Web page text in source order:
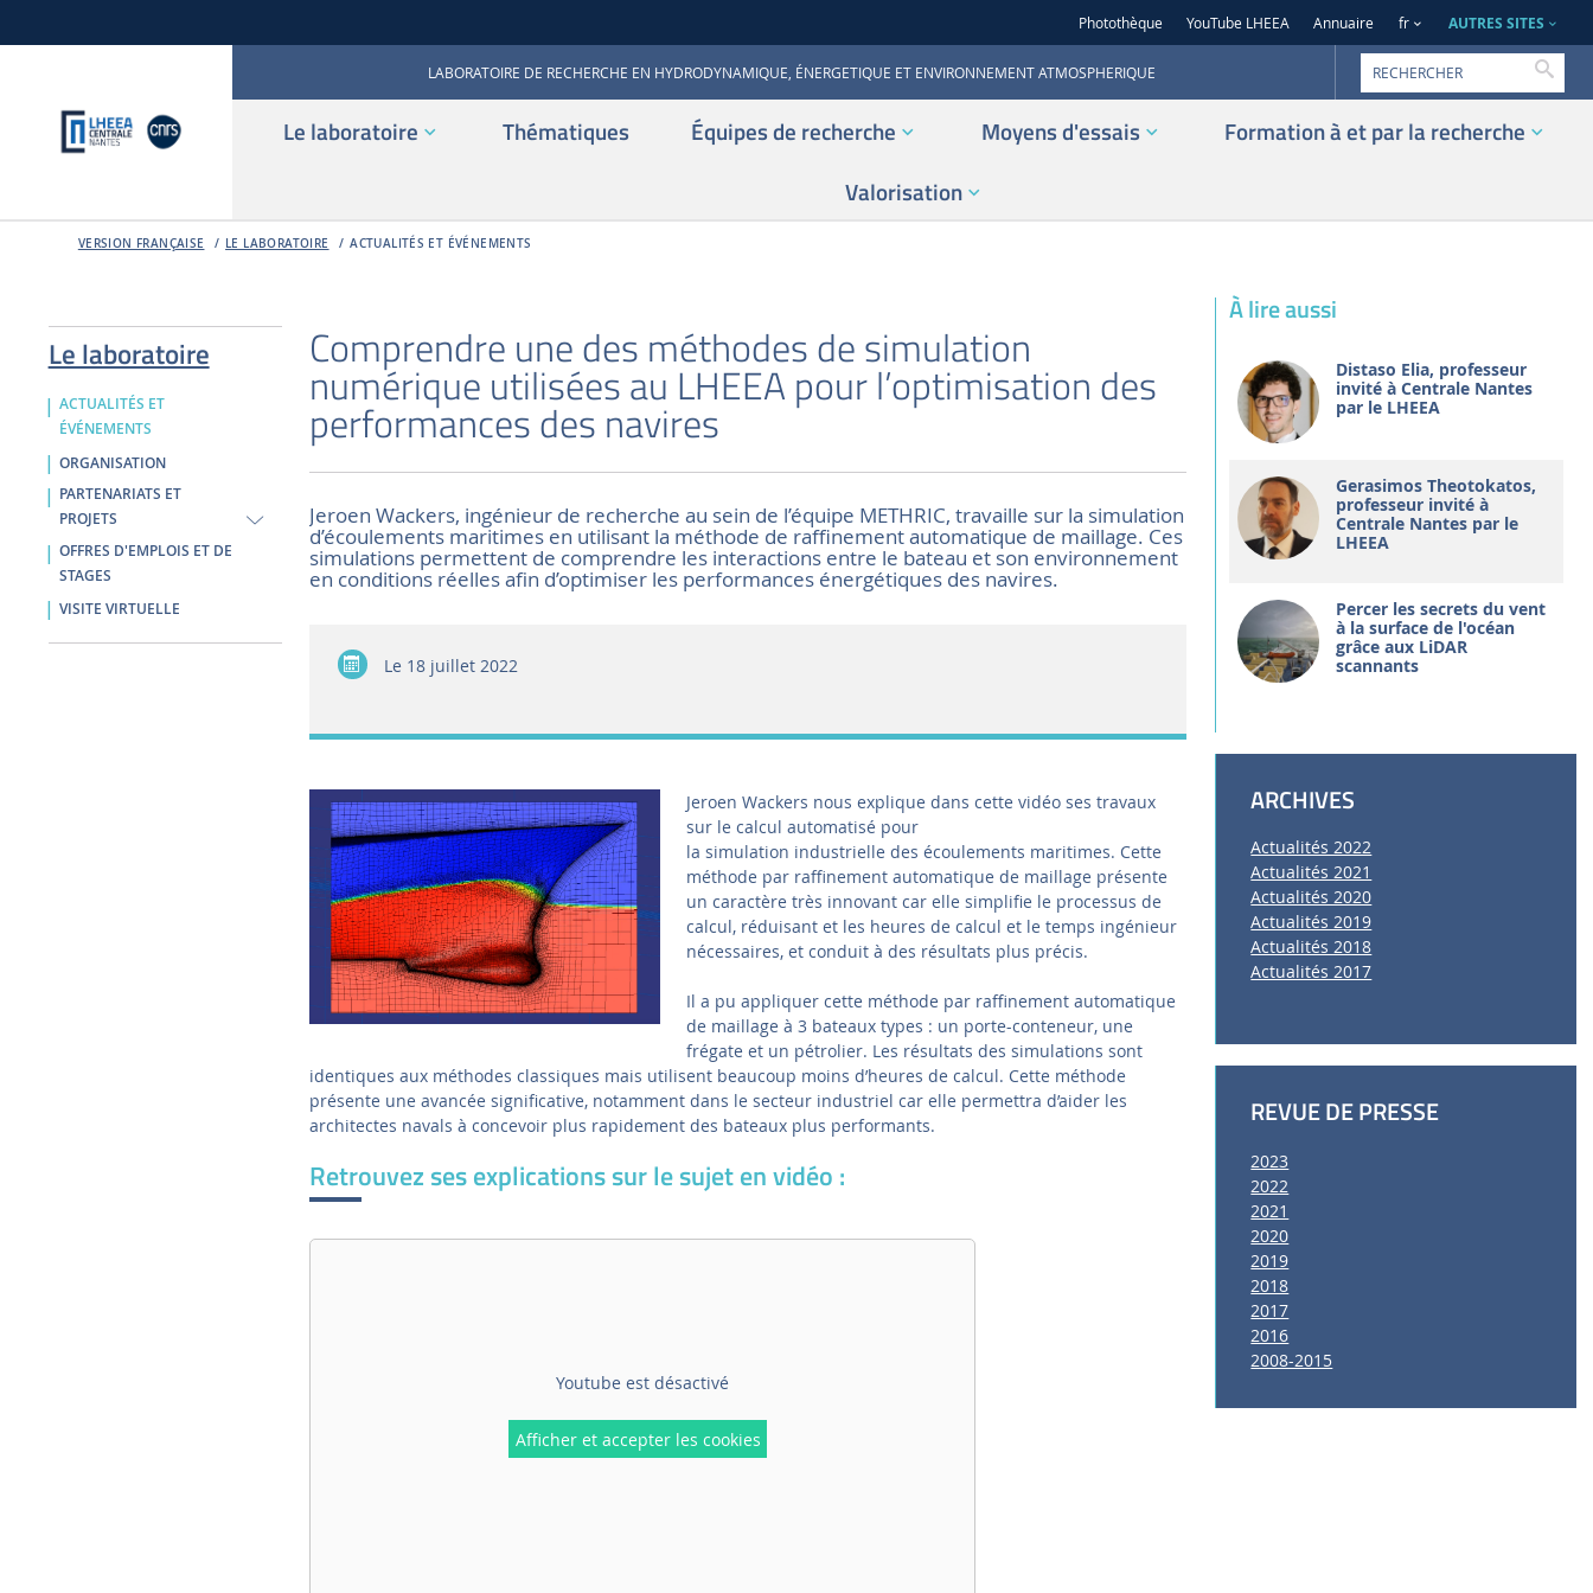
Photothèque YouTube LHEEA Annuaire fr AUTRES SITES
LABORATOIRE DE RECHERCHE EN HYDRODYNAMIQUE, ÉNERGETIQUE ET ENVIRONNEMENT ATMOSPHERIQUE
Le laboratoire Thématiques Équipes de recherche Moyens d'essais
Formation à et par la recherche
Valorisation
VERSION FRANÇAISE LE LABORATOIRE ACTUALITÉS ET ÉVÉNEMENTS
Le laboratoire
ACTUALITÉS ET
ÉVÉNEMENTS
ORGANISATION
PARTENARIATS ET
PROJETS
OFFRES D'EMPLOIS ET DE
STAGES
VISITE VIRTUELLE
Comprendre une des méthodes de simulation
numérique utilisées au LHEEA pour l’optimisation des
performances des navires
Jeroen Wackers, ingénieur de recherche au sein de l’équipe METHRIC, travaille sur la simulation
d’écoulements maritimes en utilisant la méthode de raffinement automatique de maillage. Ces
simulations permettent de comprendre les interactions entre le bateau et son environnement
en conditions réelles afin d’optimiser les performances énergétiques des navires.
Le 18 juillet 2022
Jeroen Wackers nous explique dans cette vidéo ses travaux
sur le calcul automatisé pour
la simulation industrielle des écoulements maritimes. Cette
méthode par raffinement automatique de maillage présente
un caractère très innovant car elle simplifie le processus de
calcul, réduisant et les heures de calcul et le temps ingénieur
nécessaires, et conduit à des résultats plus précis.
Il a pu appliquer cette méthode par raffinement automatique
de maillage à 3 bateaux types : un porte-conteneur, une
frégate et un pétrolier. Les résultats des simulations sont
identiques aux méthodes classiques mais utilisent beaucoup moins d’heures de calcul. Cette méthode
présente une avancée significative, notamment dans le secteur industriel car elle permettra d’aider les
architectes navals à concevoir plus rapidement des bateaux plus performants.
Retrouvez ses explications sur le sujet en vidéo :
Youtube est désactivé
Afficher et accepter les cookies
À lire aussi
Distaso Elia, professeur
invité à Centrale Nantes
par le LHEEA
Gerasimos Theotokatos,
professeur invité à
Centrale Nantes par le
LHEEA
Percer les secrets du vent
à la surface de l'océan
grâce aux LiDAR
scannants
ARCHIVES
Actualités 2022
Actualités 2021
Actualités 2020
Actualités 2019
Actualités 2018
Actualités 2017
REVUE DE PRESSE
2023
2022
2021
2020
2019
2018
2017
2016
2008-2015